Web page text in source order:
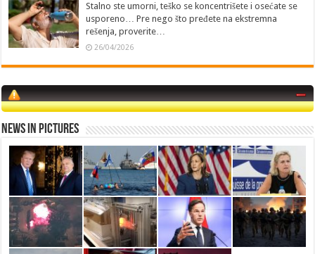
Stalno ste umorni, teško se koncentrišete i osećate se
usporeno… Pre nego što pređete na ekstremna
rešenja, proverite…
26/04/2026
News in Pictures